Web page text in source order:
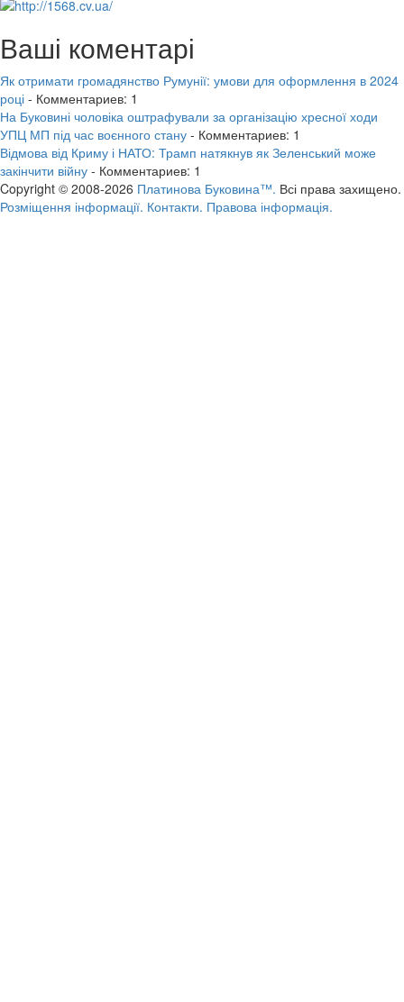
Ваші коментарі
Як отримати громадянство Румунії: умови для оформлення в 2024
році - Комментариев: 1
На Буковині чоловіка оштрафували за організацію хресної ходи
УПЦ МП під час воєнного стану - Комментариев: 1
Відмова від Криму і НАТО: Трамп натякнув як Зеленський може
закінчити війну - Комментариев: 1
Copyright © 2008-2026 Платинова Буковина™. Всі права захищено.
Розміщення інформації. Контакти. Правова інформація.